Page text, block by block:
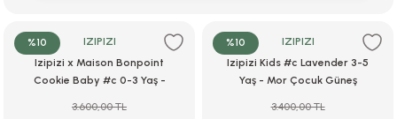
%10
IZIPIZI
Izipizi x Maison Bonpoint
Cookie Baby #c 0-3 Yaş -
3.600,00 TL
%10
IZIPIZI
Izipizi Kids #c Lavender 3-5
Yaş - Mor Çocuk Güneş
3.400,00 TL